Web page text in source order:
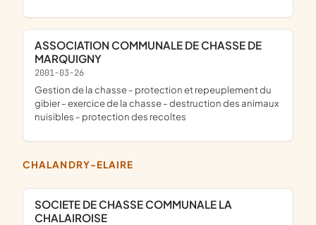
ASSOCIATION COMMUNALE DE CHASSE DE
MARQUIGNY
2001-03-26
gestion de la chasse - protection et repeuplement du
gibier - exercice de la chasse - destruction des animaux
nuisibles - protection des recoltes
CHALANDRY-ELAIRE
SOCIETE DE CHASSE COMMUNALE LA
CHALAIROISE